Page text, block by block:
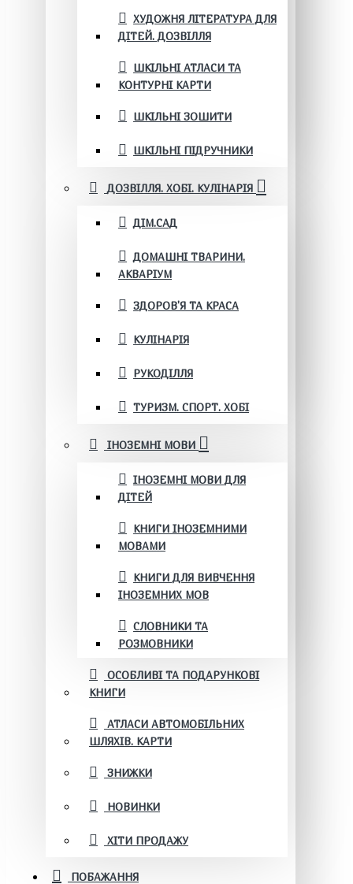
ХУДОЖНЯ ЛІТЕРАТУРА ДЛЯ
ДІТЕЙ. ДОЗВІЛЛЯ
ШКІЛЬНІ АТЛАСИ ТА
КОНТУРНІ КАРТИ
ШКІЛЬНІ ЗОШИТИ
ШКІЛЬНІ ПІДРУЧНИКИ
ДОЗВІЛЛЯ. ХОБІ. КУЛІНАРІЯ
ДІМ.САД
ДОМАШНІ ТВАРИНИ.
АКВАРІУМ
ЗДОРОВ'Я ТА КРАСА
КУЛІНАРІЯ
РУКОДІЛЛЯ
ТУРИЗМ. СПОРТ. ХОБІ
ІНОЗЕМНІ МОВИ
ІНОЗЕМНІ МОВИ ДЛЯ
ДІТЕЙ
КНИГИ ІНОЗЕМНИМИ
МОВАМИ
КНИГИ ДЛЯ ВИВЧЕННЯ
ІНОЗЕМНИХ МОВ
СЛОВНИКИ ТА
РОЗМОВНИКИ
ОСОБЛИВІ ТА ПОДАРУНКОВІ
КНИГИ
АТЛАСИ АВТОМОБІЛЬНИХ
ШЛЯХІВ. КАРТИ
ЗНИЖКИ
НОВИНКИ
ХІТИ ПРОДАЖУ
ПОБАЖАННЯ